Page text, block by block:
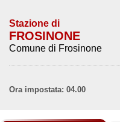
Stazione di
FROSINONE
Comune di Frosinone
Ora impostata: 04.00